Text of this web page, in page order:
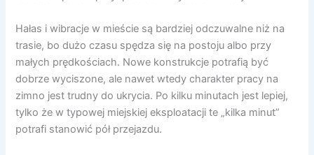
Hałas i wibracje w mieście są bardziej odczuwalne niż na
trasie, bo dużo czasu spędza się na postoju albo przy
małych prędkościach. Nowe konstrukcje potrafią być
dobrze wyciszone, ale nawet wtedy charakter pracy na
zimno jest trudny do ukrycia. Po kilku minutach jest lepiej,
tylko że w typowej miejskiej eksploatacji te „kilka minut”
potrafi stanowić pół przejazdu.